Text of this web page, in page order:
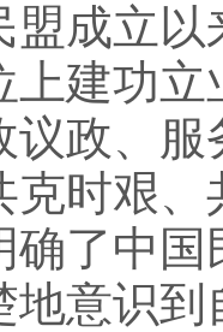
盟成立
上建功
议政、
克时艰
确了中
地意识